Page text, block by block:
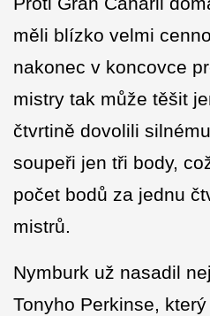
měli blízko velmi
nakonec v koncovce
mistry tak může těšit
čtvrtině dovolili
soupeři jen tři body,
počet bodů za jednu
mistrů.
Nymburk už nasadil
Tonyho Perkinse,